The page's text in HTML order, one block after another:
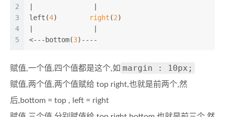
2
3
4
5
left (4) right (2)
<---bottom(3)----
赋值,一个值,四个值都是这个,如 margin : 10px;
赋值,两个值,两个值赋给 top right,也就是前两个,然
后,bottom = top , left = right